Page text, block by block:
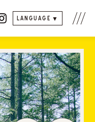
LANGUAGE